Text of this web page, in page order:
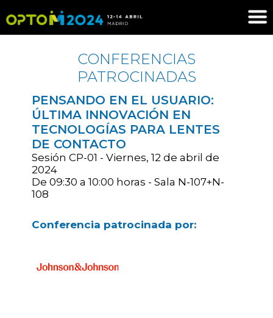
CONFERENCIAS
PATROCINADAS
PENSANDO EN EL USUARIO:
ÚLTIMA INNOVACIÓN EN
TECNOLOGÍAS PARA LENTES
DE CONTACTO
Sesión CP-01 - Viernes, 12 de abril de
2024
De 09:30 a 10:00 horas - Sala N-107+N-
108
Conferencia patrocinada por: